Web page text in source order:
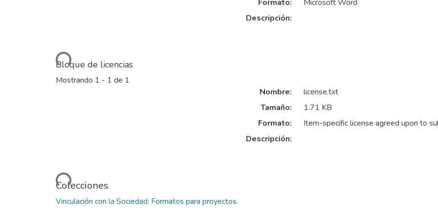
Cargando...
Formato:
Microsoft Word
Descripción:
Bloque de licencias
Mostrando 1 - 1 de 1
Cargando...
Nombre:
license.txt
Tamaño:
1.71 KB
Formato:
Item-specific license agreed upon to
Descripción:
Colecciones
Vinculación con la Sociedad: Formatos para proyectos.